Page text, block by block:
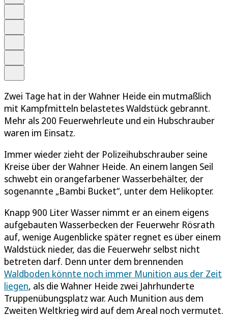
Zwei Tage hat in der Wahner Heide ein mutmaßlich
mit Kampfmitteln belastetes Waldstück gebrannt.
Mehr als 200 Feuerwehrleute und ein Hubschrauber
waren im Einsatz.
Immer wieder zieht der Polizeihubschrauber seine
Kreise über der Wahner Heide. An einem langen Seil
schwebt ein orangefarbener Wasserbehälter, der
sogenannte „Bambi Bucket“, unter dem Helikopter.
Knapp 900 Liter Wasser nimmt er an einem eigens
aufgebauten Wasserbecken der Feuerwehr Rösrath
auf, wenige Augenblicke später regnet es über einem
Waldstück nieder, das die Feuerwehr selbst nicht
betreten darf. Denn unter dem brennenden
Waldboden könnte noch immer Munition aus der Zeit
liegen, als die Wahner Heide zwei Jahrhunderte
Truppenübungsplatz war. Auch Munition aus dem
Zweiten Weltkrieg wird auf dem Areal noch vermutet.